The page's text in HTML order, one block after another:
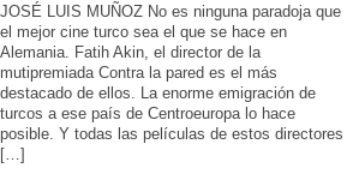
JOSÉ LUIS MUÑOZ No es ninguna paradoja que
el mejor cine turco sea el que se hace en
Alemania. Fatih Akin, el director de la
mutipremiada Contra la pared es el más
destacado de ellos. La enorme emigración de
turcos a ese país de Centroeuropa lo hace
posible. Y todas las películas de estos directores
[…]